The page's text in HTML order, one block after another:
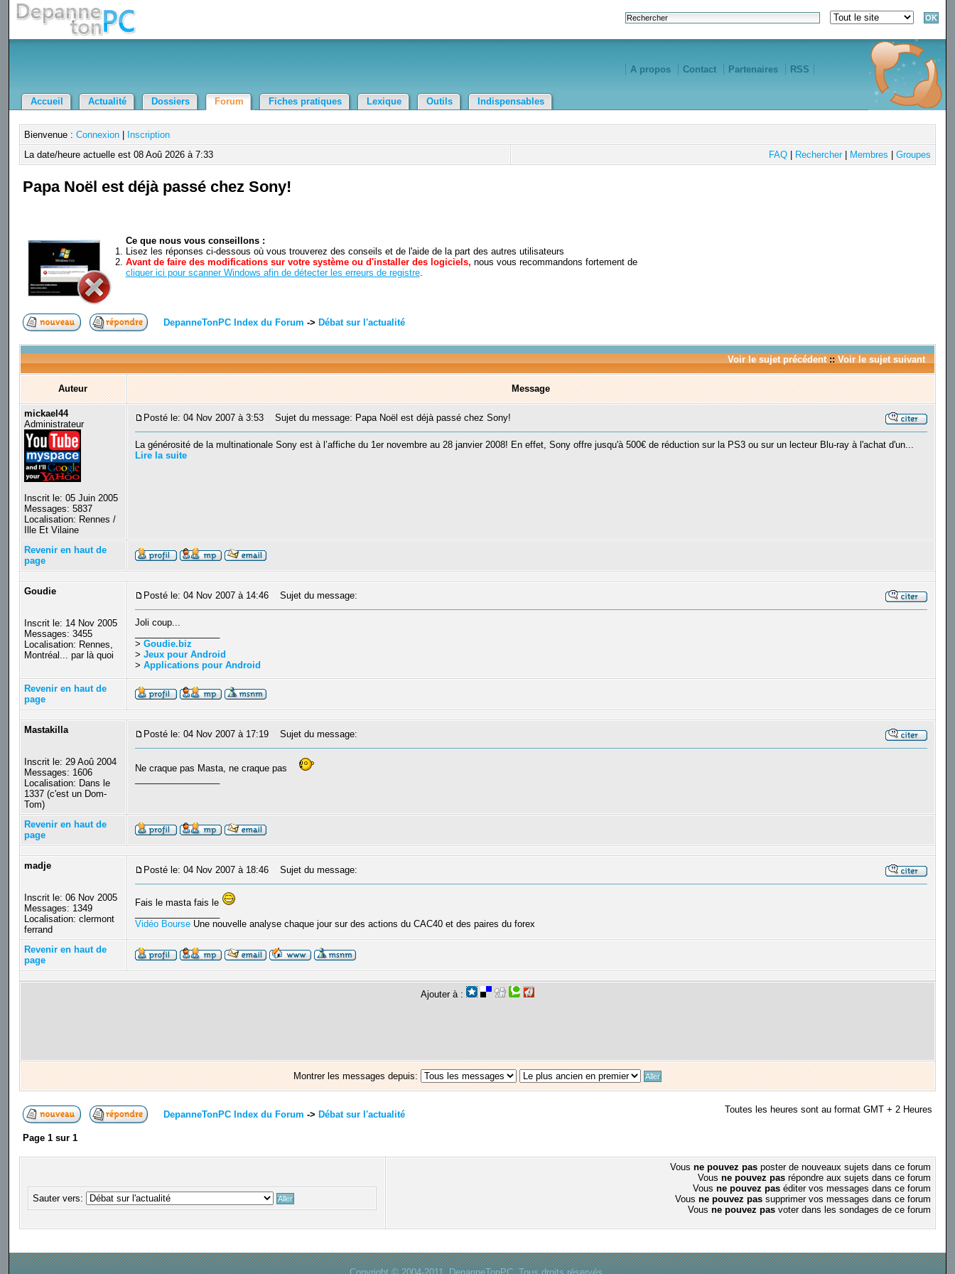
A propos Contact Partenaires RSS
Accueil Actualité Dossiers Forum Fiches pratiques Lexique Outils Indispensables
Bienvenue : Connexion|
Inscription
La date/heure actuelle est 08 Aoû 2026 à 7:33
FAQ| Rechercher| Membres Groupes
Papa Noël est déjà passé chez Sony!
Ce que nous vous conseillons :
Lisez les réponses ci-dessous où vous trouverez des conseils et de l'aide de la part des autres utilisateurs
Avant de faire des modifications sur votre système ou d'installer des logiciels, nous vous recommandons fortement de
cliquer ici pour scanner Windows afin de détecter les erreurs de registre.
DepanneTonPC Index du Forum -> Débat sur l'actualité
Voir le sujet précédent:: Voir le sujet suivant
Auteur Message
mickael44
Administrateur
Inscrit le: 05 Juin 2005
Messages: 5837
Localisation: Rennes /
Ille Et Vilaine
Posté le: 04 Nov 2007 à 3:53 Sujet du message: Papa Noël est déjà passé chez Sony!
La générosité de la multinationale Sony est à l’affiche du 1er novembre au 28 janvier 2008! En effet, Sony offre jusqu'à 500€ de réduction sur la PS3 ou sur un lecteur Blu-ray à l'achat d'un...
Lire la suite
Revenir en haut de
page
Goudie
Inscrit le: 14 Nov 2005
Messages: 3455
Localisation: Rennes,
Montréal... par là quoi
Posté le: 04 Nov 2007 à 14:46 Sujet du message:
Joli coup...
> Goudie.biz
> Jeux pour Android
> Applications pour Android
Revenir en haut de
page
Mastakilla
Inscrit le: 29 Aoû 2004
Messages: 1606
Localisation: Dans le
1337 (c'est un Dom-
Tom)
Posté le: 04 Nov 2007 à 17:19 Sujet du message:
Ne craque pas Masta, ne craque pas
Revenir en haut de
page
madje
Inscrit le: 06 Nov 2005
Messages: 1349
Localisation: clermont
ferrand
Posté le: 04 Nov 2007 à 18:46 Sujet du message:
Fais le masta fais le
Vidéo BourseUne nouvelle analyse chaque jour sur des actions du CAC40 et des paires du forex
Revenir en haut de
page
Ajouter à :
Montrer les messages depuis:
DepanneTonPC Index du Forum -> Débat sur l'actualité Toutes les heures sont au format GMT + 2 Heures
Page 1sur 1
Sauter vers:
Vous ne pouvez pasposter de nouveaux sujets dans ce forum
Vous ne pouvez pasrépondre aux sujets dans ce forum
Vous ne pouvez paséditer vos messages dans ce forum
Vous ne pouvez passupprimer vos messages dans ce forum
Vous ne pouvez pasvoter dans les sondages de ce forum